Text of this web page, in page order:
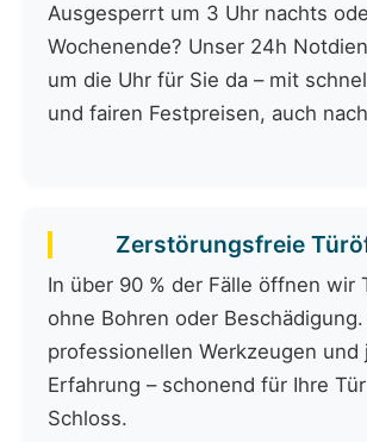
Ausgesperrt um 3 Uhr nachts
Wochenende? Unser 24h
um die Uhr für Sie da – mit
und fairen Festpreisen, auch
Zerstörungsfreie
In über 90 % der Fälle öffnen wir
ohne Bohren oder
professionellen Werkzeugen und
Erfahrung – schonend für Ihre
Schloss.